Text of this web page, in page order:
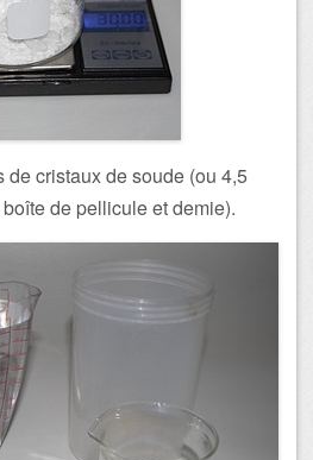
de cristaux de soude (ou 4,5
de pellicule et demie).